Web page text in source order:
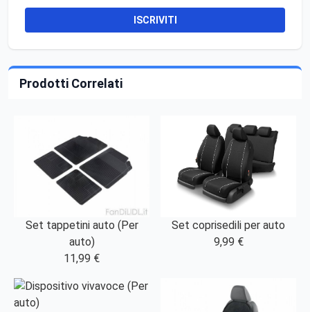
ISCRIVITI
Prodotti Correlati
Set tappetini auto (Per
auto)
11,99 €
Set coprisedili per auto
9,99 €